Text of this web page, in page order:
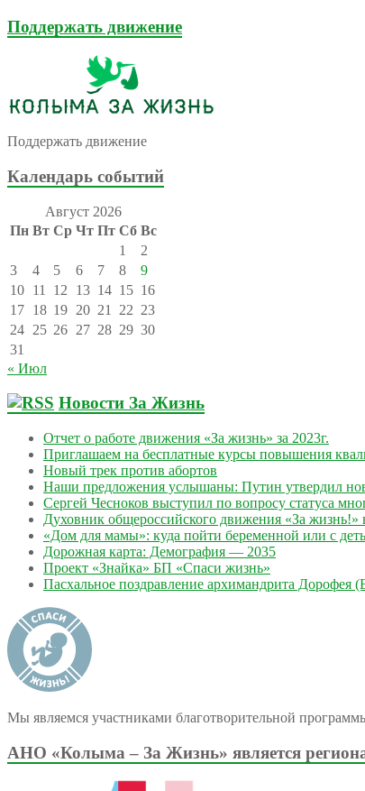
Поддержать движение
Поддержать движение
Календарь событий
Август 2026
Пн Вт Ср Чт Пт Сб Вс
1
2
3
4 5 6 7 8
9
10 11 12 13 14 15 16
17 18 19 20 21 22 23
24 25 26 27 28 29 30
31
« Июл
Новости За Жизнь
Отчет о работе движения «За жизнь» за 2023г.
Приглашаем на бесплатные курсы повышения
Новый трек против абортов
Наши предложения услышаны: Путин утвердил
Сергей Чесноков выступил по вопросу статуса
Духовник общероссийского движения «За жизнь!»
«Дом для мамы»: куда пойти беременной или с
Дорожная карта: Демография — 2035
Проект «Знайка» БП «Спаси жизнь»
Пасхальное поздравление архимандрита Дорофея
Мы являемся участниками благотворительной
АНО «Колыма – За Жизнь» является